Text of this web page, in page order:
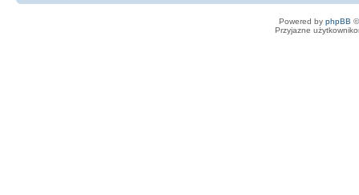
Powered by phpBB
Przyjazne